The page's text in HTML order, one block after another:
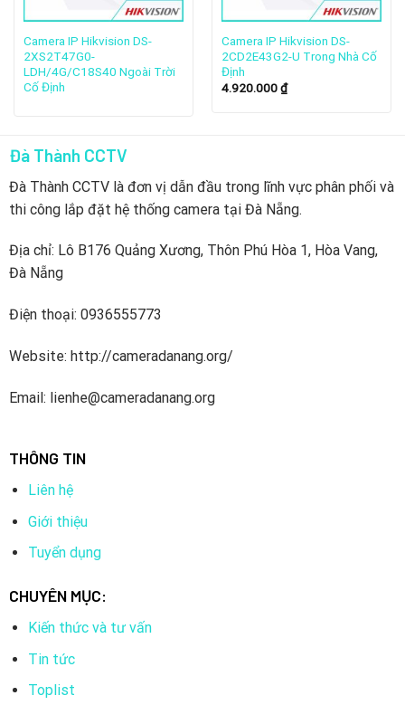
Tìm hiểu Combo trọn bộ
Mắt camera quan sát Hikvision trong nhà: Số lượng 2
Mắt camera quan sát Hikvision ngoài trời: Số lượng 1
Ổ cứng lưu trữ chuyên dụng camera: 500G Số lượng 01
Đầu ghi 4 kênh tích hợp: Số lượng 01
Nguồn camera: Số lượng 3
Hikvision 5.0MP
Camera Trong Nhà
Camera HD-TVI 2MP bán cầu
Camera IP Hikvision DS-
2XS2T47G0-
LDH/4G/C18S40 Ngoài Trời
Cố Định
Camera IP Hikvision DS-
2CD2E43G2-U Trong Nhà Cố
Định
4.920.000₫
Đà Thành CCTV
Đà Thành CCTV là đơn vị dẫn đầu trong lĩnh vực phân phối và
thi công lắp đặt hệ thống camera tại Đà Nẵng.
Địa chỉ: Lô B176 Quảng Xương, Thôn Phú Hòa 1, Hòa Vang,
Đà Nẵng
Điện thoại: 0936555773
Website: http://cameradanang.org/
Email: lienhe@cameradanang.org
THÔNG TIN
Liên hệ
Giới thiệu
Tuyển dụng
CHUYÊN MỤC:
Kiến thức và tư vấn
Tin tức
Toplist